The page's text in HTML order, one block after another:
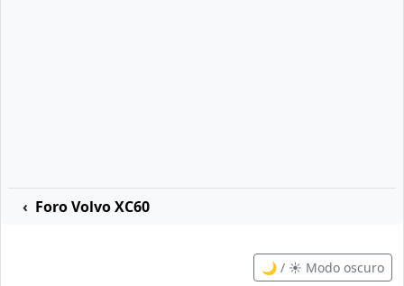
Foro Volvo XC60
🌙 / ☀️ Modo oscuro